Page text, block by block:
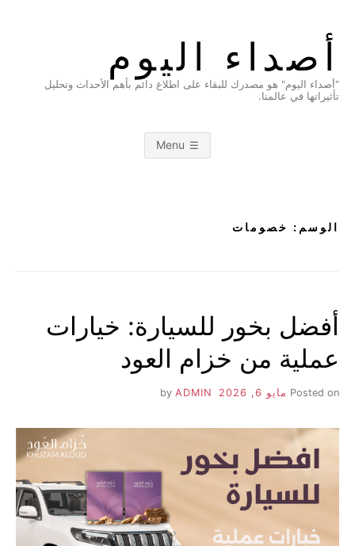
أصداء اليوم
"أصداء اليوم" هو مصدرك للبقاء على اطلاع دائم بأهم الأحداث وتحليل
تأثيراتها في عالمنا.
Menu
الوسم: خصومات
أفضل بخور للسيارة: خيارات
عملية من خزام العود
Posted on مايو 6, 2026 ADMIN